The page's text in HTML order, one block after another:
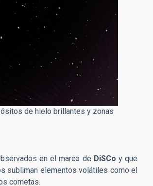
de hielo brillantes y zonas
en el marco de DiSCo y que
subliman elementos volátiles como el
cometas.